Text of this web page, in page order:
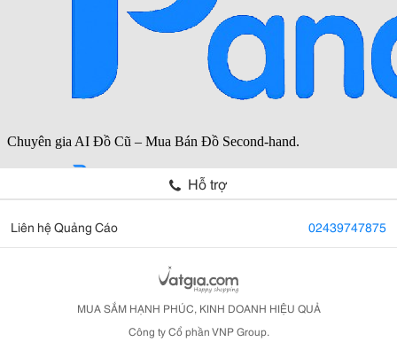
Hỗ trợ
Liên hệ Quảng Cáo 02439747875
MUA SẮM HẠNH PHÚC, KINH DOANH HIỆU QUẢ
Công ty Cổ phần VNP Group.